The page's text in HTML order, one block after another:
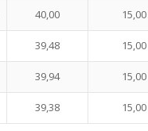
40,00 15,00
39,48 15,00
39,94 15,00
39,38 15,00